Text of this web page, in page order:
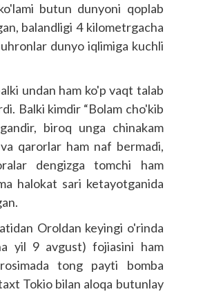
butun dunyoni qoplab
baland­ligi 4 kilometrgacha
dunyo iqlimiga kuchli
undan ham ko'p vaqt talab
Balki kimdir “Bolam cho'kib
biroq unga chinakam
qarorlar ham naf bermadi,
dengizga tomchi ham
halokat sari ketayotganida
Oroldan keyingi o'rinda
yil 9 avgust) fojiasini ham
tong payti bomba
Tokio bilan aloqa butunlay